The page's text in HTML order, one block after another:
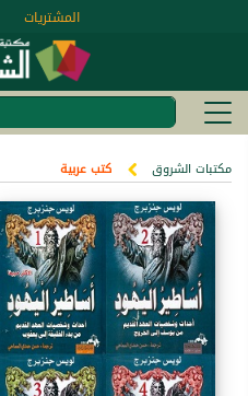
المشتريات
مكتبات الشروق كتب عربية